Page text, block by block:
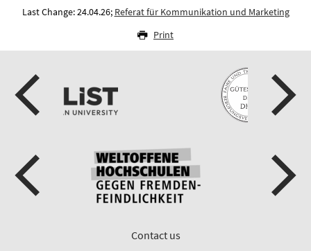
Last Change: 24.04.26; Referat für Kommunikation und Marketing
Print
Contact us